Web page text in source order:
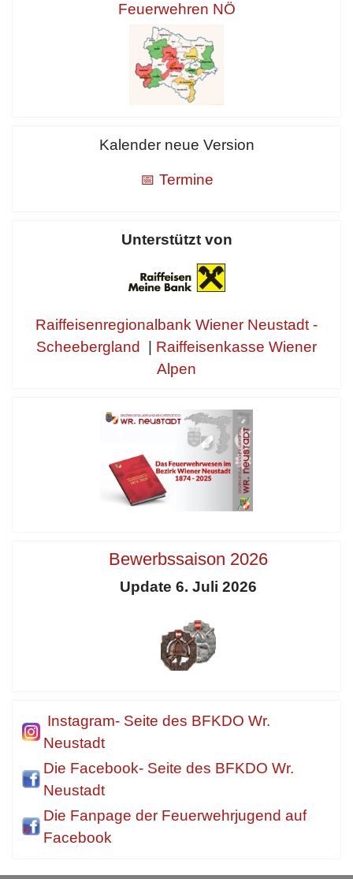
Feuerwehren NÖ
Kalender neue Version
📅 Termine
Unterstützt von
Raiffeisenregionalbank Wiener Neustadt -
Scheebergland
Raiffeisenkasse Wiener
Alpen
Bewerbssaison 2026
Update 6. Juli 2026
Instagram- Seite des BFKDO Wr.
Neustadt
Die Facebook- Seite des BFKDO Wr.
Neustadt
Die Fanpage der Feuerwehrjugend auf
Facebook